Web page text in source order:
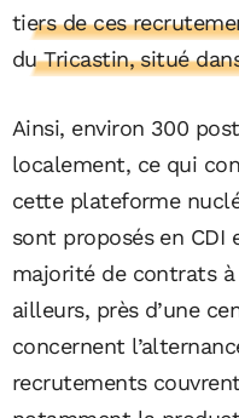
tiers de ces
du Tricastin, situé
Ainsi, environ 300
localement, ce qui
cette plateforme
sont proposés en CDI
majorité de contrats
ailleurs, près d’une
concernent
recrutements